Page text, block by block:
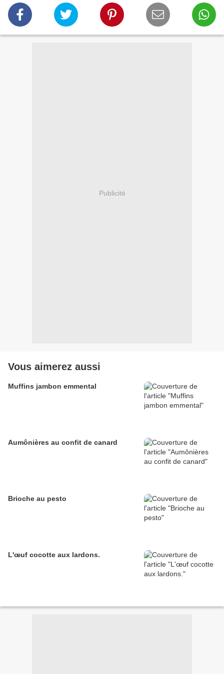
Publicité
Vous aimerez aussi
Muffins jambon emmental
Aumônières au confit de canard
Brioche au pesto
L'œuf cocotte aux lardons.